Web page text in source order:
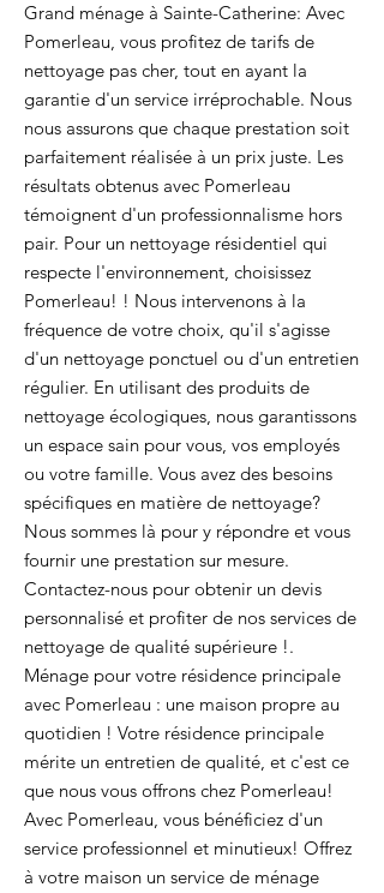
Grand ménage à Sainte-Catherine: Avec
Pomerleau, vous profitez de tarifs de
nettoyage pas cher, tout en ayant la
garantie d'un service irréprochable. Nous
nous assurons que chaque prestation soit
parfaitement réalisée à un prix juste. Les
résultats obtenus avec Pomerleau
témoignent d'un professionnalisme hors
pair. Pour un nettoyage résidentiel qui
respecte l'environnement, choisissez
Pomerleau! ! Nous intervenons à la
fréquence de votre choix, qu'il s'agisse
d'un nettoyage ponctuel ou d'un entretien
régulier. En utilisant des produits de
nettoyage écologiques, nous garantissons
un espace sain pour vous, vos employés
ou votre famille. Vous avez des besoins
spécifiques en matière de nettoyage?
Nous sommes là pour y répondre et vous
fournir une prestation sur mesure.
Contactez-nous pour obtenir un devis
personnalisé et profiter de nos services de
nettoyage de qualité supérieure !.
Ménage pour votre résidence principale
avec Pomerleau : une maison propre au
quotidien ! Votre résidence principale
mérite un entretien de qualité, et c'est ce
que nous vous offrons chez Pomerleau!
Avec Pomerleau, vous bénéficiez d'un
service professionnel et minutieux! Offrez
à votre maison un service de ménage